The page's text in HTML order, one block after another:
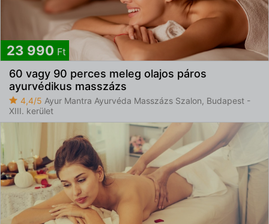
23 990 Ft
60 vagy 90 perces meleg olajos páros
ayurvédikus masszázs
4,4/5 Ayur Mantra Ayurvéda Masszázs Szalon, Budapest -
XIII. kerület